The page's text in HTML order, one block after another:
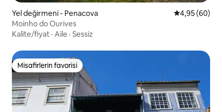
Yel değirmeni - Penacova 5 üzerinden
4,95 (60)
Moinho do Ourives
Kalite/fiyat · Aile · Sessiz
Misafirlerin favorisi
Misafirlerin favorisi